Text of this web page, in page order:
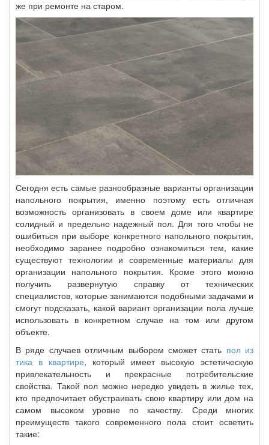
же при ремонте на старом.
Сегодня есть самые разнообразные варианты организации
напольного покрытия, именно поэтому есть отличная
возможность организовать в своем доме или квартире
солидный и предельно надежный пол. Для того чтобы не
ошибиться при выборе конкретного напольного покрытия,
необходимо заранее подробно ознакомиться тем, какие
существуют технологии и современные материалы для
организации напольного покрытия. Кроме этого можно
получить развернутую справку от технических
специалистов, которые занимаются подобными задачами и
смогут подсказать, какой вариант организации пола лучше
использовать в конкретном случае на том или другом
объекте.
В ряде случаев отличным выбором сможет стать пол из
тика в квартире, который имеет высокую эстетическую
привлекательность и прекрасные потребительские
свойства. Такой пол можно нередко увидеть в жилье тех,
кто предпочитает обустраивать свою квартиру или дом на
самом высоком уровне по качеству. Среди многих
преимуществ такого современного пола стоит осветить
такие: